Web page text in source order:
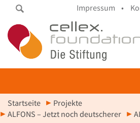
Impressum •
Startseite
Projekte
ALFONS – Jetzt noch deutscherer